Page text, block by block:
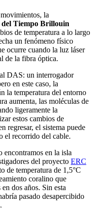
la
del Tiempo Brillouin
de temperatura a lo largo
un fenómeno físico
ocurre cuando la luz láser
de la fibra óptica.
DAS: un interrogador
en este caso, la
la temperatura del entorno
aumenta, las moléculas de
ligeramente la
estos cambios de
regresar, el sistema puede
el recorrido del cable.
en la isla
del proyecto ERC
de temperatura de 1,5°C
coralino que
dos años. Sin esta
pasado desapercibido